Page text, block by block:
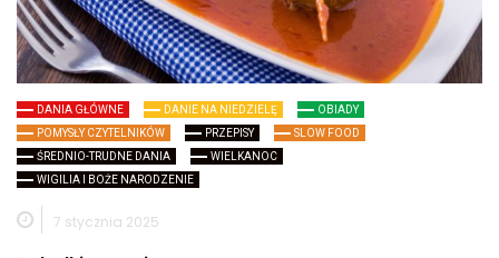
DANIA GŁÓWNE DANIE NA NIEDZIELĘ
OBIADY
POMYSŁY CZYTELNIKÓW
PRZEPISY
SLOW FOOD
ŚREDNIO-TRUDNE DANIA
WIELKANOC
WIGILIA I BOŻE NARODZENIE
7 stycznia 2025